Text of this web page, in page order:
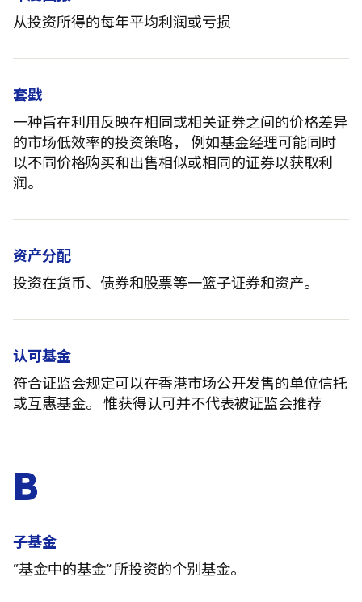
从投资所得的每年平均利润或亏损
套戥
一种旨在利用反映在相同或相关证券之间的价格差异
的市场低效率的投资策略， 例如基金经理可能同时
以不同价格购买和出售相似或相同的证券以获取利
润。
资产分配
投资在货币、债券和股票等一篮子证券和资产。
认可基金
符合证监会规定可以在香港市场公开发售的单位信托
或互惠基金。 惟获得认可并不代表被证监会推荐
B
子基金
“基金中的基金” 所投资的个别基金。